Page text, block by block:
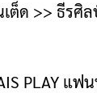
ต็ด >> ธีรศิ
PLAY แฟ